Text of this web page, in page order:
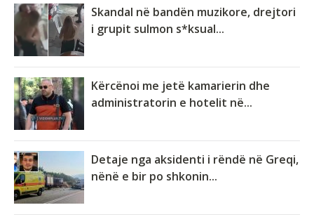
Skandal në bandën muzikore, drejtori
i grupit sulmon s*ksual...
Kërcënoi me jetë kamarierin dhe
administratorin e hotelit në...
Detaje nga aksidenti i rëndë në Greqi,
nënë e bir po shkonin...